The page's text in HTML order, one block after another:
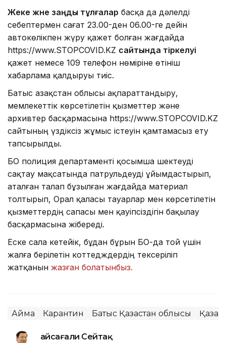
Жеке және заңды тұлғалар басқа да дәлелді
себептермен сағат 23.00-ден 06.00-ге дейін
автокөлікпен жүру қажет болған жағдайда
https://www.STOPCOVID.KZ сайтында тіркелуі
қажет немесе 109 телефон нөміріне өтініш
хабарлама қалдыруы тиіс.
Батыс Қазақстан облысы ақпараттандыру,
мемлекеттік көрсетілетін қызметтер және
архивтер басқармасына https://www.STOPCOVID.KZ
сайтының үздіксіз жұмыс істеуін қамтамасыз ету
тапсырылды.
БҚО полиция департаменті қосымша шектеуді
сақтау мақсатында патрульдеуді ұйымдастырып,
аталған талап бұзылған жағдайда материал
толтырып, Орал қаласы тауарлар мен көрсетілетін
қызметтердің сапасы мен қауіпсіздігін бақылау
басқармасына жібереді.
Еске сала кетейік, бұдан бұрын БҚО-да той үшін
жалға берілетін коттедждердің тексеріліп
жатқанын жазған болатынбыз.
Аймақ Карантин Батыс Қазақстан облысы
Ғайсағали Сейтақ